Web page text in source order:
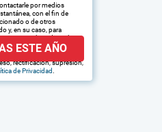
por medios
con el fin de
o de otros
y, en su caso, para
su solicitud con las
objeto de que estas
de acuerdo a su
rectificación, supresión,
de Privacidad
ESTE AÑO